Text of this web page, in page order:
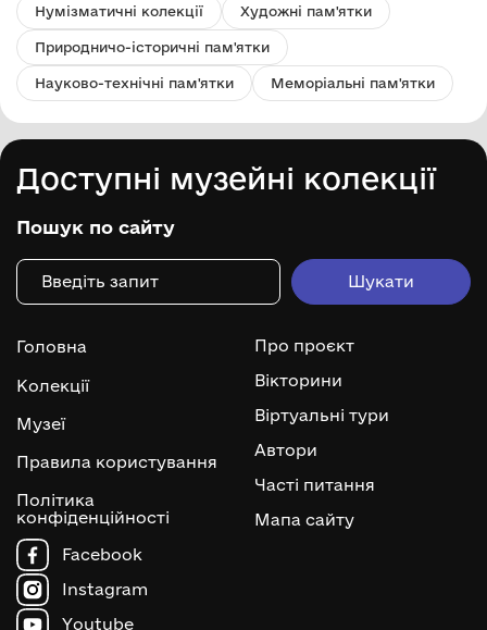
Нумізматичні колекції Художні пам'ятки
Природничо-історичні пам'ятки
Науково-технічні пам'ятки Меморіальні пам'ятки
Доступні музейні колекції
Пошук по сайту
Головна
Колекції
Музеї
Правила користування
Політика
конфіденційності
Про проєкт
Вікторини
Віртуальні тури
Автори
Часті питання
Мапа сайту
Facebook
Instagram
Youtube